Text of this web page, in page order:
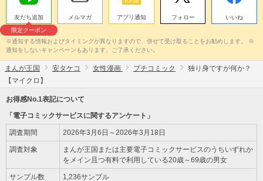
友だち追加
限定クーポン
メルマガ アプリ通知 フォロー いいね
※通知する情報およびタイミングが異なりますので、併せて受け取ることをお勧めします。 ※
通知をしないキャンペーンもあります。ご了承ください。
まんが王国 安タケコ 女性漫画 プチコミック
独り身ですが何か？
【マイクロ】
お得感No.1表記について
「電子コミックサービスに関するアンケート」
調査期間 2026年3月6日～2026年3月18日
調査対象
まんが王国または主要電子コミックサービスのうちいずれか
をメイン且つ有料で利用している20歳～69歳の男女
サンプル数 1,236サンプル